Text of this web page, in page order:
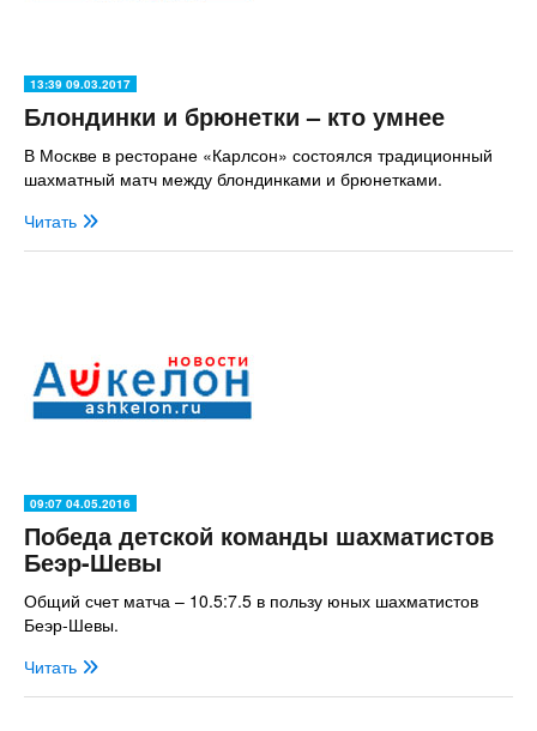
13:39 09.03.2017
Блондинки и брюнетки – кто умнее
В Москве в ресторане «Карлсон» состоялся традиционный
шахматный матч между блондинками и брюнетками.
Читать
09:07 04.05.2016
Победа детской команды шахматистов
Беэр-Шевы
Общий счет матча – 10.5:7.5 в пользу юных шахматистов
Беэр-Шевы.
Читать